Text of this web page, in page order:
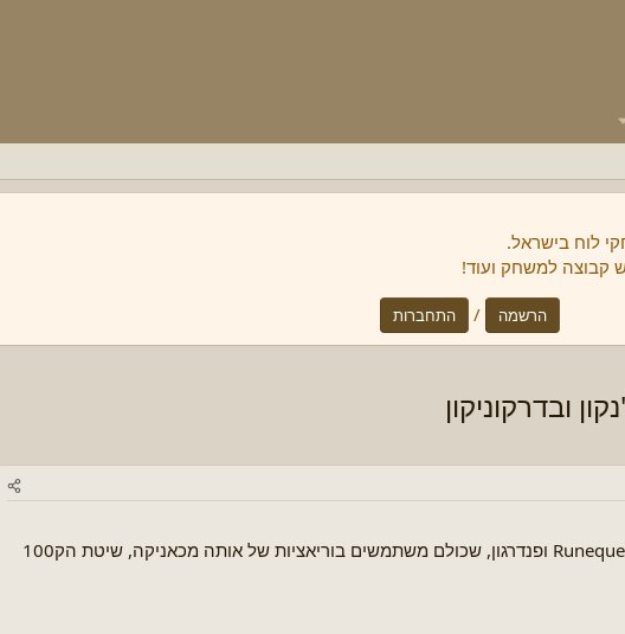
לוח בישראל.
קבוצה למשחק ועוד!
הרשמה / התחברות
הדגש בחגיגות הוא על שלושת קווי המוצרים העיקריים שלה - קריאתו של קתולהו, Runequest ופנדרגון, שכולם משתמשים בוריאציות של אותה מכאניקה, שיטת הק100